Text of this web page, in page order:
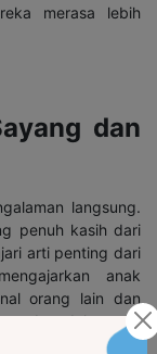
merasa lebih
dan
langsung.
penuh kasih dari
arti penting dari
anak
orang lain dan
dan dukungan.
belajar tentang